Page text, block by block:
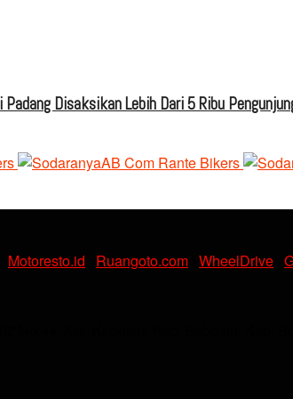
Disaksikan Lebih Dari 5 Ribu
Motoresto.id Ruangoto.com WheelDrive